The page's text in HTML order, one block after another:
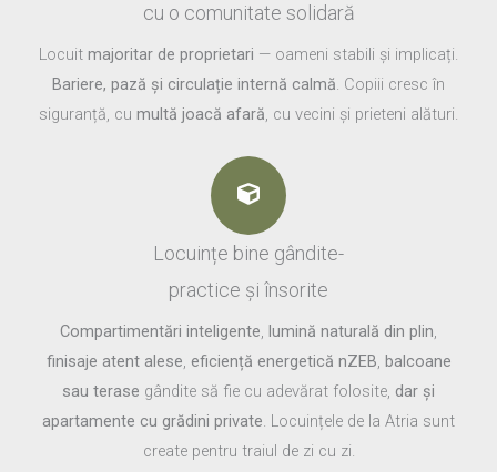
cu o comunitate solidară
Locuit majoritar de proprietari — oameni stabili și implicați.
Bariere, pază și circulație internă calmă. Copiii cresc în
siguranță, cu multă joacă afară, cu vecini și prieteni alături.
Locuințe bine gândite-
practice și însorite
Compartimentări inteligente, lumină naturală din plin,
finisaje atent alese, eficiență energetică nZEB, balcoane
sau terase gândite să fie cu adevărat folosite, dar și
apartamente cu grădini private. Locuințele de la Atria sunt
create pentru traiul de zi cu zi.